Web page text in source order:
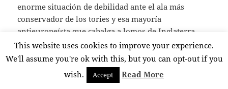
enorme situación de debilidad ante el ala más
conservador de los tories y esa mayoría
antieuropeísta que cabalga a lomos de Inglaterra.
Los laboritas, salvando la figura recuperada del ex
primer ministro británico Gordon Brown, uno de
los puntales decisivos del no al final de la campaña,
han visto como el debate se centraba en el modelo
This website uses cookies to improve your experience.
We'll assume you're ok with this, but you can opt-out if you
wish.
Accept Read More